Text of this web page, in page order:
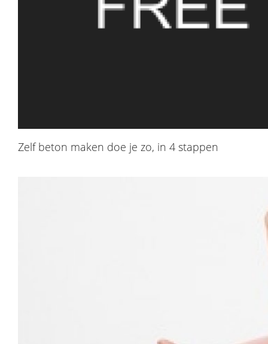
Zelf beton maken doe je zo, in 4 stappen